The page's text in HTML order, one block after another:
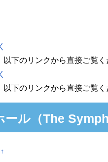
下のリンクから直接ご覧く
下のリンクから直接ご覧く
ル（The
†